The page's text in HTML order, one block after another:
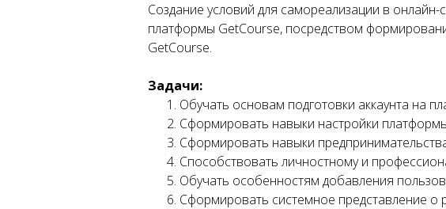
Создание условий для самореализации в
платформы GetCourse, посредством
GetCourse.
Задачи:
Обучать основам подготовки аккаунта на
Сформировать навыки настройки
Сформировать навыки
Способствовать личностному и
Обучать особенностям добавления
Сформировать системное представление